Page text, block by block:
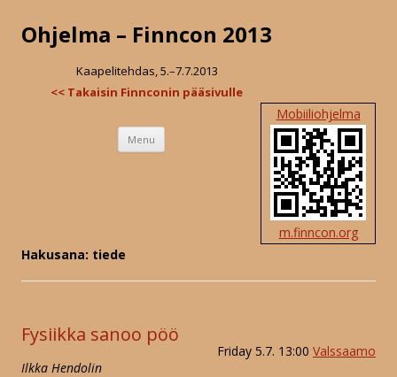
Ohjelma – Finncon 2013
Kaapelitehdas, 5.–7.7.2013
<< Takaisin Finnconin pääsivulle
Mobiiliohjelma
m.finncon.org
Menu Skip
content
Hakusana: tiede
Fysiikka sanoo pöö
Friday 5.7. 13:00 Valssaamo
Ilkka Hendolin